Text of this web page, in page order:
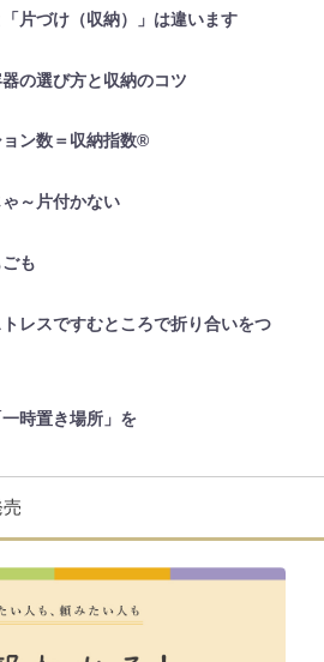
「片づけ（収納）」は違います
の選び方と収納のコツ
ョン数＝収納指数®
ゃ～片付かない
も
トレスですむところで折り合いをつ
一時置き場所」を